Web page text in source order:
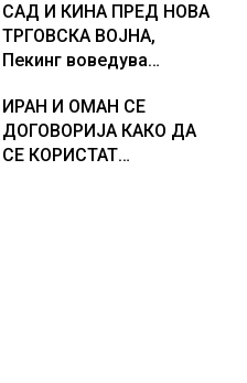
евра за мегават час, на
МЕМО 153,56 евра за
мегават час
САД И КИНА ПРЕД НОВА
ТРГОВСКА ВОЈНА,
Пекинг воведува
американски компании
и организации
ИРАН И ОМАН СЕ
ДОГОВОРИЈА КАКО ДА
СЕ КОРИСТАТ